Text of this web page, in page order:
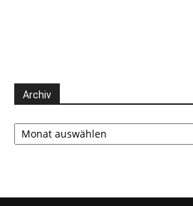
Archiv
Archiv